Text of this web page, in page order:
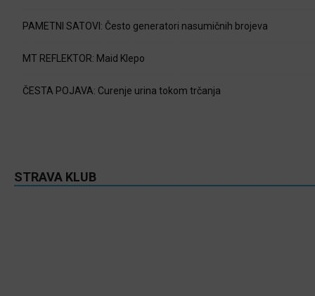
PAMETNI SATOVI: Često generatori nasumičnih brojeva
MT REFLEKTOR: Maid Klepo
ČESTA POJAVA: Curenje urina tokom trčanja
STRAVA KLUB